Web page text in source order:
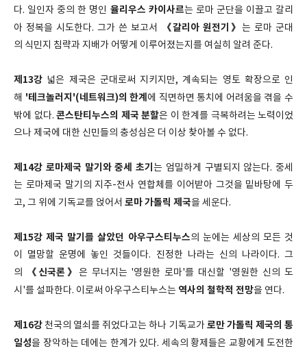
다. 일인자 중의 한 명인 율리우스 카이사르는 로마 군단을 이끌고 갈리
아 정복을 시도한다. 그가 쓴 보고서
《갈리아 원전기》 는 로마 군대
의 식민지 침략과 지배가 어떻게 이루어졌는지를 여실히 알려 준다.
제13강 넓은 제국은 군대로써 지키지만, 계속되는 영토 확장으로 인
해 '테크놀러지'(네트워크)의 한계 에 직면하면 통치에 어려움을 겪을 수
밖에 없다. 콘스탄티누스의 제국 분할은 이 한계를 극복하려는 노력이었
으나 제국에 대한 신민들의 충성심은 더 이상 찾아볼 수 없다.
제14강 로마제국 말기와 중세 초기 는 엄밀하게 구별되지 않는다. 중세
는 로마제국 말기의 지주-전사 연합체를 이어받아 그것을 밑바탕에 두
고, 그 위에 기독교를 얹어서 로마 가톨릭 제국을 세운다.
제15강 제국 말기를 살았던 아우구스티누스의 눈에는 세상의 모든 것
이 멸망할 운명에 놓인 것들이다. 진정한 나라는 신의 나라이다. 그
의
《신국론》 은 무너지는 '영원한 로마'를 대신할 '영원한 신의 도
시'를 설파한다. 이로써 아우구스티누스는 역사의 철학적 전망을 연다.
제16강천국의 열쇠를 쥐었다고는 하나 기독교가 로만 가톨릭 제국의 통
일성을 장악하는 데에는 한계가 있다. 세속의 황제들은 교황에게 도전한